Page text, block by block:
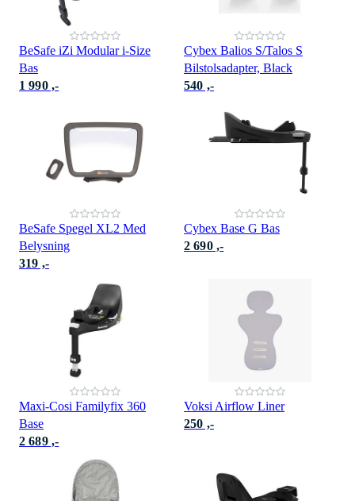
BeSafe iZi Modular i-Size
Bas
1 990 ,-
Cybex Balios S/Talos S
Bilstolsadapter, Black
540 ,-
BeSafe Spegel XL2 Med
Belysning
319 ,-
Cybex Base G Bas
2 690 ,-
Maxi-Cosi Familyfix 360
Base
2 689 ,-
Voksi Airflow Liner
250 ,-